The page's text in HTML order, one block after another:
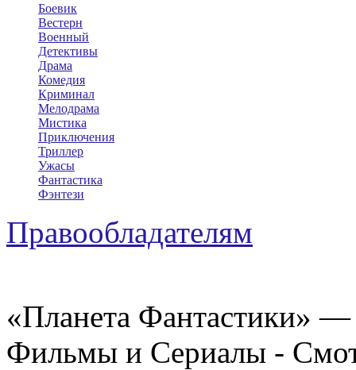
Боевик
Вестерн
Военный
Детективы
Драма
Комедия
Криминал
Мелодрама
Мистика
Приключения
Триллер
Ужасы
Фантастика
Фэнтези
Правообладателям
«Планета Фантастики»
Фильмы и Сериалы -